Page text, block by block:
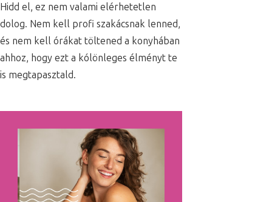
Hidd el, ez nem valami elérhetetlen
dolog. Nem kell profi szakácsnak lenned,
és nem kell órákat töltened a konyhában
ahhoz, hogy ezt a kólönleges élményt te
is megtapasztald.